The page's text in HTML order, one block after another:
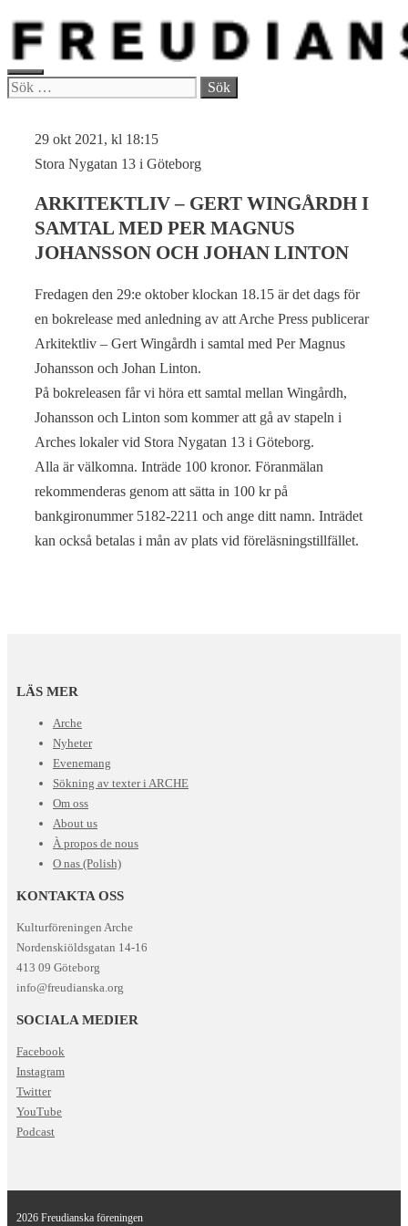
Hoppa
innehåll
MENY
Sök
29 okt 2021, kl 18:15
Stora Nygatan 13 i Göteborg
ARKITEKTLIV – GERT WINGÅRDH I
SAMTAL MED PER MAGNUS
JOHANSSON OCH JOHAN LINTON
Fredagen den 29:e oktober klockan 18.15 är det dags för
en bokrelease med anledning av att Arche Press publicerar
Arkitektliv – Gert Wingårdh i samtal med Per Magnus
Johansson och Johan Linton.
På bokreleasen får vi höra ett samtal mellan Wingårdh,
Johansson och Linton som kommer att gå av stapeln i
Arches lokaler vid Stora Nygatan 13 i Göteborg.
Alla är välkomna. Inträde 100 kronor. Föranmälan
rekommenderas genom att sätta in 100 kr på
bankgironummer 5182-2211 och ange ditt namn. Inträdet
kan också betalas i mån av plats vid föreläsningstillfället.
LÄS MER
Arche
Nyheter
Evenemang
Sökning av texter i ARCHE
Om oss
About us
À propos de nous
O nas (Polish)
KONTAKTA OSS
Kulturföreningen Arche
Nordenskiöldsgatan 14-16
413 09 Göteborg
info@freudianska.org
SOCIALA MEDIER
Facebook
Instagram
Twitter
YouTube
Podcast
2026 Freudianska föreningen